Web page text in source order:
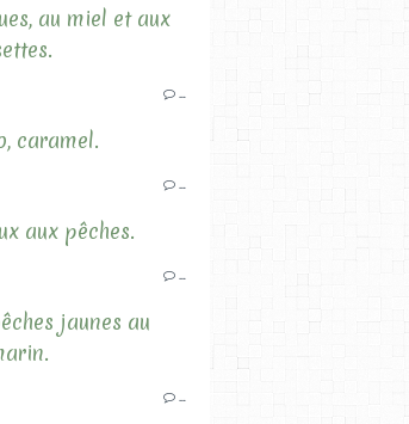
au miel et aux
…
caramel.
…
aux pêches.
…
jaunes au
…